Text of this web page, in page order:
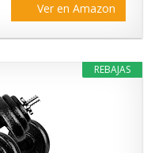
Ver en Amazon
REBAJAS